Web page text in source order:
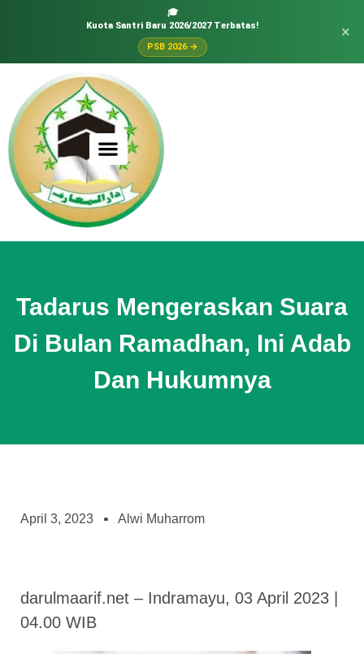
🎓
Kuota Santri Baru 2026/2027 Terbatas!
PSB 2026 →
×
Tadarus Mengeraskan Suara
Di Bulan Ramadhan, Ini Adab
Dan Hukumnya
April 3, 2023 Alwi Muharrom
darulmaarif.net – Indramayu, 03 April 2023 |
04.00 WIB